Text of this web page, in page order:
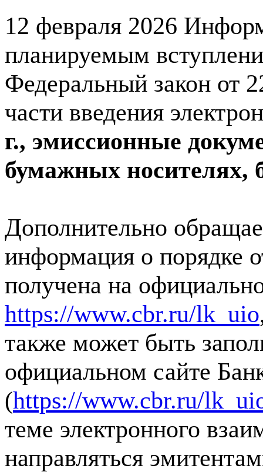
12 февраля 2026
планируемым
Федеральный закон от
части введения
г., эмиссионные
бумажных носителях,
Дополнительно
информация о порядке
получена на
https://www.cbr.ru/lk_uio
также может быть
официальном сайте
(https://www.cbr.ru/
теме электронного
направляться